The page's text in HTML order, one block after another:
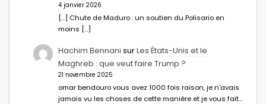
4 janvier 2026
[…] Chute de Maduro : un soutien du Polisario en
moins […]
Hachim Bennani surLes États-Unis et le
Maghreb : que veut faire Trump ?
21 novembre 2025
omar bendouro vous avez 1000 fois raison, je n'avais
jamais vu les choses de cette manière et je vous fait…